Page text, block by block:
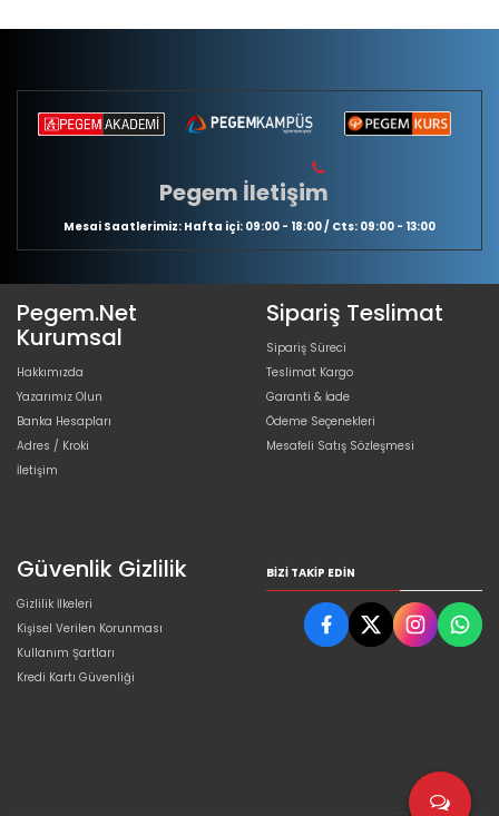
Pegem İletişim
Mesai Saatlerimiz: Hafta içi: 09:00 - 18:00 / Cts: 09:00 - 13:00
Pegem.Net
Kurumsal
Hakkımızda
Yazarımız Olun
Banka Hesapları
Adres / Kroki
İletişim
Sipariş Teslimat
Sipariş Süreci
Teslimat Kargo
Garanti & İade
Ödeme Seçenekleri
Mesafeli Satış Sözleşmesi
Güvenlik Gizlilik
Gizlilik İlkeleri
Kişisel Verilen Korunması
Kullanım Şartları
Kredi Kartı Güvenliği
BIZI TAKIP EDIN